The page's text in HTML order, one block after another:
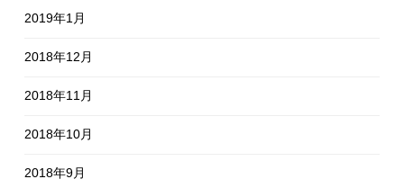
2019年1月
2018年12月
2018年11月
2018年10月
2018年9月